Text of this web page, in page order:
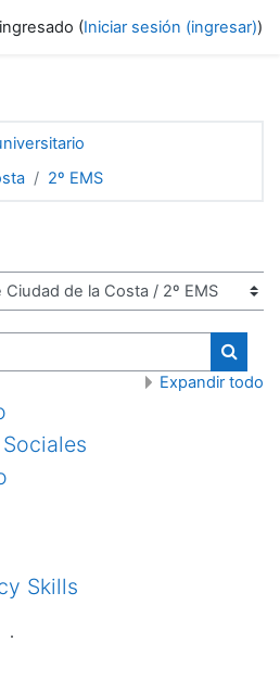
(Iniciar sesión (ingresar))
2º EMS
Expandir todo
Skills
.